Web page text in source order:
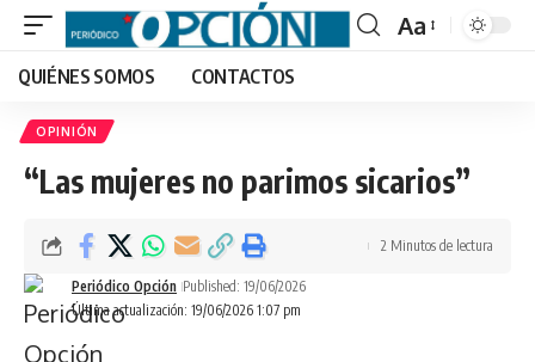
Font
Aa
QUIÉNES SOMOS CONTACTOS
OPINIÓN
“Las mujeres no parimos sicarios”
Última actualización: 19/06/2026 1:07 pm
Periódico Opción Published: 19/06/2026
2 Minutos de lectura